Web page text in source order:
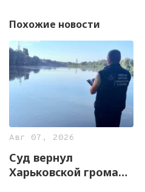
Похожие новости
Авг 07, 2026
Суд вернул
Харьковской громаде